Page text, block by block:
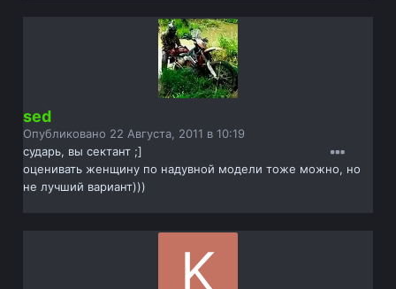
sed
Опубликовано 22 Августа, 2011 в 10:19
сударь, вы сектант ;]
оценивать женщину по надувной модели тоже можно, но
не лучший вариант)))